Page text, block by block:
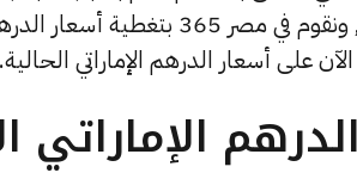
أسعار الدرهم الإماراتي في الأيام الأخيرة,
على أسعار الدرهم الإماراتي الحالية.
الإماراتي